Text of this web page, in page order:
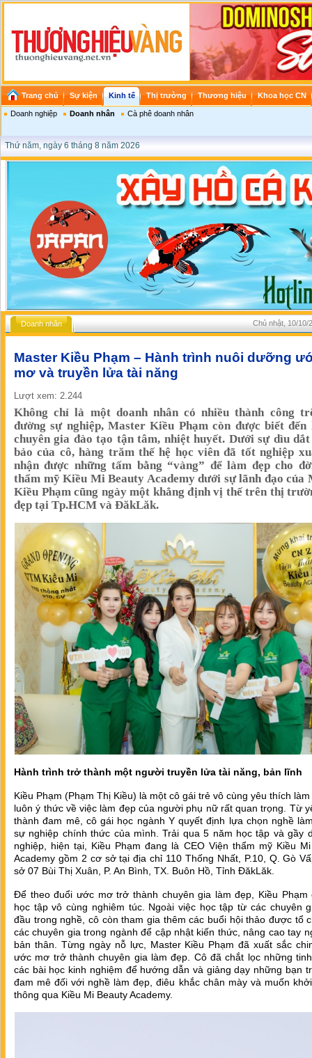
Trang chủ Sự kiện Kinh tế Thị trường Thương hiệu Khoa học CN
Doanh nghiệp Doanh nhân Cà phê doanh nhân
Thứ năm, ngày 6 tháng 8 năm 2026
Doanh nhân Chủ nhật, 10/10/
Master Kiều Phạm – Hành trình nuôi dưỡng
mơ và truyền lửa tài năng
Lượt xem: 2.244
Không chỉ là một doanh nhân có nhiều thành công
đường sự nghiệp, Master Kiều Phạm còn được biết
chuyên gia đào tạo tận tâm, nhiệt huyết. Dưới sự dìu
bảo của cô, hàng trăm thế hệ học viên đã tốt nghiệp
nhận được những tấm bằng “vàng” để làm đẹp cho
thẩm mỹ Kiều Mi Beauty Academy dưới sự lãnh đạo của
Kiều Phạm cũng ngày một khẳng định vị thế trên thị
đẹp tại Tp.HCM và ĐăkLăk.
Hành trình trở thành một người truyền lửa tài năng, bản lĩnh
Kiều Phạm (Phạm Thị Kiều) là một cô gái trẻ vô cùng yêu thích
luôn ý thức về việc làm đẹp của người phụ nữ rất quan trọng. Từ
thành đam mê, cô gái học ngành Y quyết định lựa chọn nghề
sự nghiệp chính thức của mình. Trải qua 5 năm học tập và gầy
nghiệp, hiện tại, Kiều Phạm đang là CEO Viện thẩm mỹ Kiều
Academy gồm 2 cơ sở tại địa chỉ 110 Thống Nhất, P.10, Q. Gò
sở 07 Bùi Thị Xuân, P. An Bình, TX. Buôn Hồ, Tỉnh ĐăkLăk.
Để theo đuổi ước mơ trở thành chuyên gia làm đẹp, Kiều Phạm
học tập vô cùng nghiêm túc. Ngoài việc học tập từ các chuyên
đầu trong nghề, cô còn tham gia thêm các buổi hội thảo được tổ
các chuyên gia trong ngành để cập nhật kiến thức, nâng cao tay
bản thân. Từng ngày nỗ lực, Master Kiều Phạm đã xuất sắc
ước mơ trở thành chuyên gia làm đẹp. Cô đã chắt lọc những
các bài học kinh nghiệm để hướng dẫn và giảng dạy những bạn
đam mê đối với nghề làm đẹp, điêu khắc chân mày và muốn
thông qua Kiều Mi Beauty Academy.